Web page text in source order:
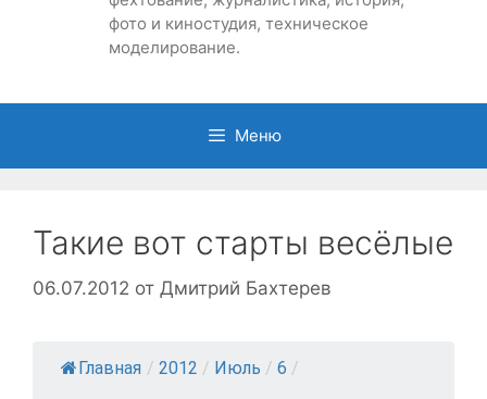
фото и киностудия, техническое
моделирование.
Меню
Такие вот старты весёлые
06.07.2012 от Дмитрий Бахтерев
Главная / 2012 / Июль / 6 /